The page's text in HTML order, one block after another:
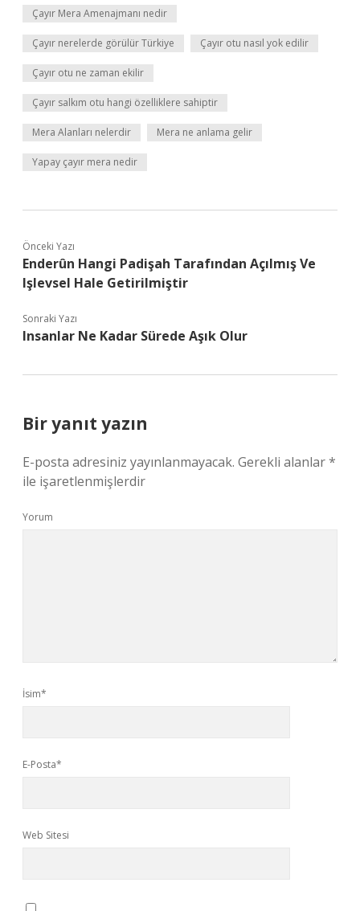
Çayır Mera Amenajmanı nedir
Çayır nerelerde görülür Türkiye Çayır otu nasıl yok edilir
Çayır otu ne zaman ekilir
Çayır salkım otu hangi özelliklere sahiptir
Mera Alanları nelerdir Mera ne anlama gelir
Yapay çayır mera nedir
Önceki Yazı
Enderûn Hangi Padişah Tarafından Açılmış Ve
Işlevsel Hale Getirilmiştir
Sonraki Yazı
Insanlar Ne Kadar Sürede Aşık Olur
Bir yanıt yazın
E-posta adresiniz yayınlanmayacak. Gerekli alanlar*
ile işaretlenmişlerdir
Yorum
İsim*
E-Posta*
Web Sitesi